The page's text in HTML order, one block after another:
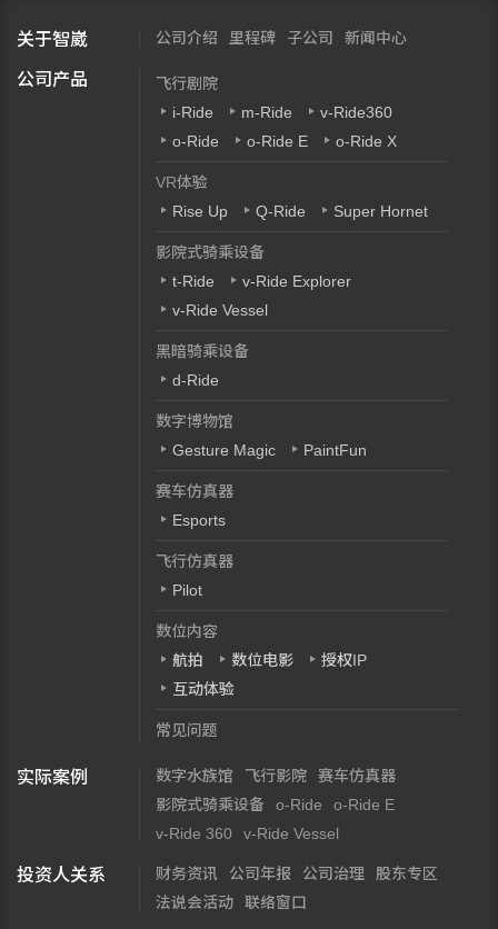
关于智崴 公司介绍 里程碑 子公司 新闻中心
公司产品
飞行剧院
i-Ride
m-Ride
v-Ride360
o-Ride
o-Ride E o-Ride X
VR体验
Rise Up
Q-Ride Super Hornet
影院式骑乘设备
t-Ride
v-Ride Explorer
v-Ride Vessel
黑暗骑乘设备
d-Ride
数字博物馆
Gesture Magic
PaintFun
赛车仿真器
Esports
飞行仿真器
Pilot
数位内容
航拍
数位电影
授权IP
互动体验
常见问题
实际案例 数字水族馆 飞行影院
赛车仿真器
影院式骑乘设备
o-Ride
o-Ride E
v-Ride 360
v-Ride Vessel
投资人关系 财务资讯 公司年报 公司治理
股东专区
法说会活动
联络窗口